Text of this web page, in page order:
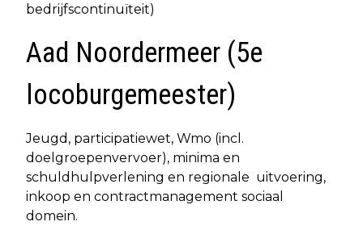
bedrijfscontinuïteit)
Aad Noordermeer (5e
locoburgemeester)
Jeugd, participatiewet, Wmo (incl.
doelgroepenvervoer), minima en
schuldhulpverlening en regionale uitvoering,
inkoop en contractmanagement sociaal
domein.